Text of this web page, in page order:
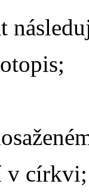
v církvi;